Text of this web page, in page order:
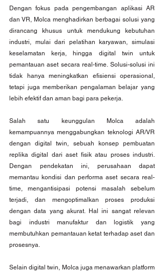
Dengan fokus pada pengembangan aplikasi AR
dan VR, Molca menghadirkan berbagai solusi yang
dirancang khusus untuk mendukung kebutuhan
industri, mulai dari pelatihan karyawan, simulasi
keselamatan kerja, hingga digital twin untuk
pemantauan aset secara real-time. Solusi-solusi ini
tidak hanya meningkatkan efisiensi operasional,
tetapi juga memberikan pengalaman belajar yang
lebih efektif dan aman bagi para pekerja.
Salah satu keunggulan Molca adalah
kemampuannya menggabungkan teknologi AR/VR
dengan digital twin, sebuah konsep pembuatan
replika digital dari aset fisik atau proses industri.
Dengan pendekatan ini, perusahaan dapat
memantau kondisi dan performa aset secara real-
time, mengantisipasi potensi masalah sebelum
terjadi, dan mengoptimalkan proses produksi
dengan data yang akurat. Hal ini sangat relevan
bagi industri manufaktur dan logistik yang
membutuhkan pemantauan ketat terhadap aset dan
prosesnya.
Selain digital twin, Molca juga menawarkan platform